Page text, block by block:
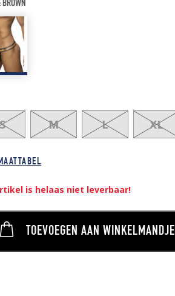
BROWN
M L XL
is helaas niet leverbaar!
TOEVOEGEN AAN WINKELMANDJE